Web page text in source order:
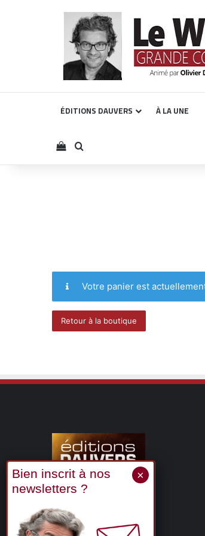
ÉDITIONS DAUVERS À LA UNE
Voir votre panier
Rechercher
Votre panier est
Retour à la boutique